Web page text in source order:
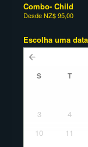
Combo- Child
DesdeNZ$ 95,00
Escolha uma data
S T
3
4
10
11